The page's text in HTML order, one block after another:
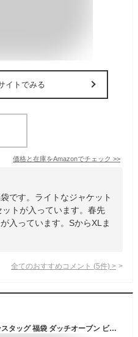
イトでみる
価格と在庫をAmazonでチェック >>
です。ライトなジャケット
ットが入っています。春先
入っています。SからXLま
全てのおすすめコメント (5件) >
【楽天スーパーSALE】 キャプテンスタッグ 福袋 ダッチオーブン ビギナーセット 10点セット ダッチオーブン 25cm オーブンスタンド リッドリフレター レザーグローブ 収納バッグ クックブック バーベキュートング ステンレスはし 炭取りスコップ セット M-5541